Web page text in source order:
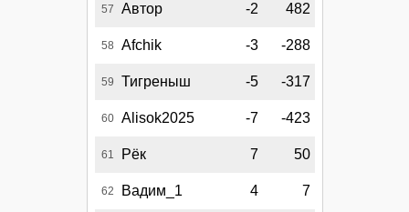
57 Автор -2 482
58 Afchik -3 -288
59 Тигреныш -5 -317
60 Alisok2025 -7 -423
61 Рёк 7 50
62 Вадим_1 4 7